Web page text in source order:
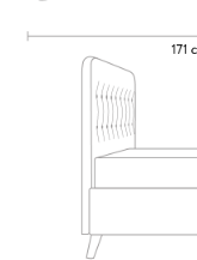
Изумруд